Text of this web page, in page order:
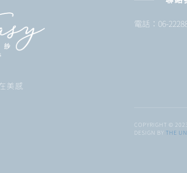
美感
電話：06-
COPYRIGHT ©
DESIGN BY THE